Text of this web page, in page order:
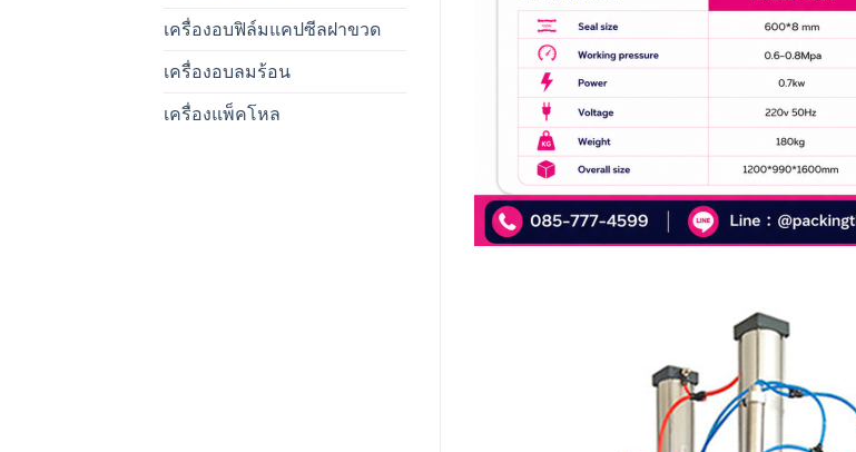
เครื่องอบฟิล์มแคปซีลฝาขวด
เครื่องอบลมร้อน
เครื่องแพ็คโหล